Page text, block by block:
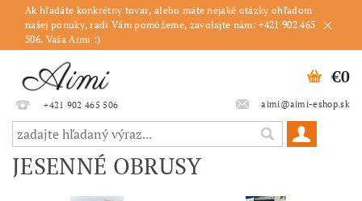
Ak hľadáte konkrétny tovar, alebo máte nejaké otázky ohľadom
našej ponuky, radi Vám pomôžeme, zavolajte nám: +421 902 465
506. Vaša Aimi :)
+421 902 465 506 aimi@aimi-eshop.sk
€0
JESENNÉ OBRUSY